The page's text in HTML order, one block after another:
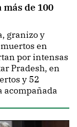
de 100
granizo y
en
por intensas
Pradesh, en
y 52